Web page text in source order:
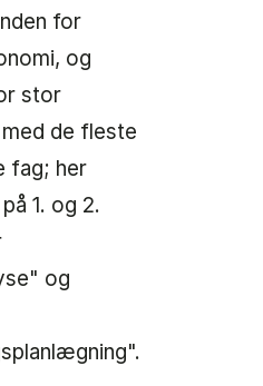
for
og
stor
de fleste
fag; her
1. og 2.
og